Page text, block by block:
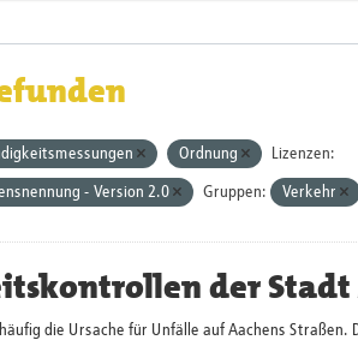
Ordnung Lizenzen:
- Version 2.0 Gruppen: Verkehr
der Stadt
die Ursache für Unfälle auf Aachens Straßen.